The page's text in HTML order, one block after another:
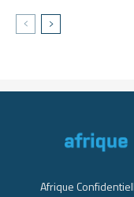
Afrique